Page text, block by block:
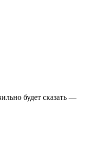
будет сказать —